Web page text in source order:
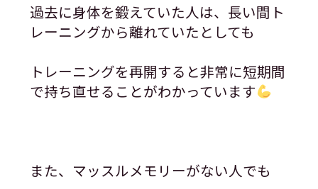
過去に身体を鍛えていた人は、長い間ト
レーニングから離れていたとしても
トレーニングを再開すると非常に短期間
で持ち直せることがわかっています
また、マッスルメモリーがない人でも